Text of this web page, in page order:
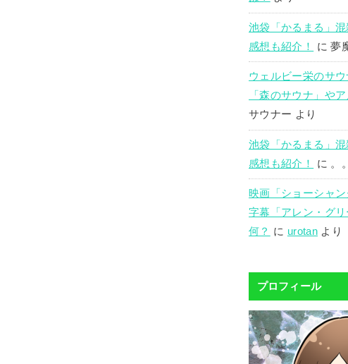
池袋「かるまる」
感想も紹介！
に夢
ウェルビー栄のサ
「森のサウナ」や
サウナー より
池袋「かるまる」
感想も紹介！
に 。。
映画「ショーシャ
字幕「アレン・グ
何？
に urotan より
プロフィール